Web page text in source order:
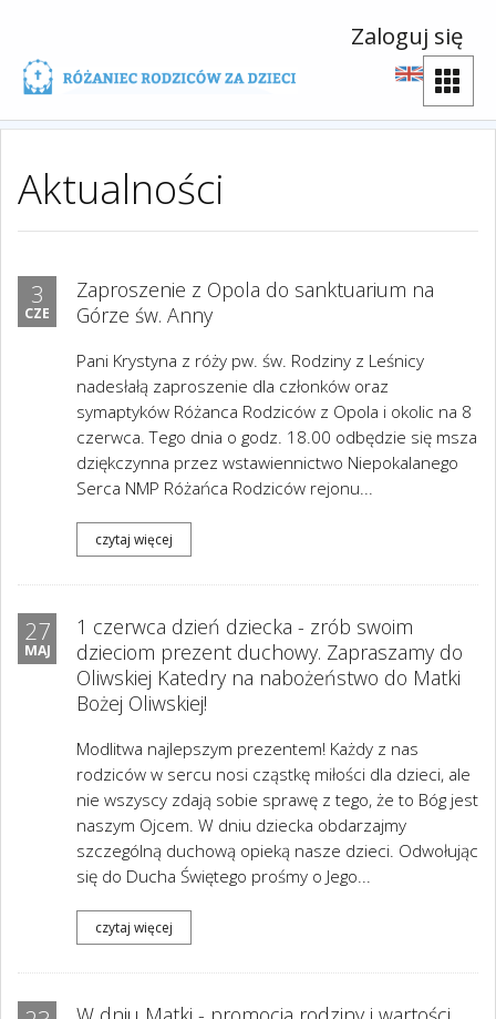
Zaloguj się
Aktualności
3
CZE
Zaproszenie z Opola do sanktuarium na
Górze św. Anny
Pani Krystyna z róży pw. św. Rodziny z Leśnicy
nadesłałą zaproszenie dla członków oraz
symaptyków Różanca Rodziców z Opola i okolic na 8
czerwca. Tego dnia o godz. 18.00 odbędzie się msza
dziękczynna przez wstawiennictwo Niepokalanego
Serca NMP Różańca Rodziców rejonu...
czytaj więcej
27
MAJ
1 czerwca dzień dziecka - zrób swoim
dzieciom prezent duchowy. Zapraszamy do
Oliwskiej Katedry na nabożeństwo do Matki
Bożej Oliwskiej!
Modlitwa najlepszym prezentem! Każdy z nas
rodziców w sercu nosi cząstkę miłości dla dzieci, ale
nie wszyscy zdają sobie sprawę z tego, że to Bóg jest
naszym Ojcem. W dniu dziecka obdarzajmy
szczególną duchową opieką nasze dzieci. Odwołując
się do Ducha Świętego prośmy o Jego...
czytaj więcej